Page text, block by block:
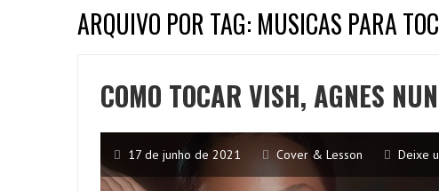
ARQUIVO POR TAG: MUSICAS PARA
COMO TOCAR VISH, AGNES
17 de junho de 2021 Cover & Lesson Deixe